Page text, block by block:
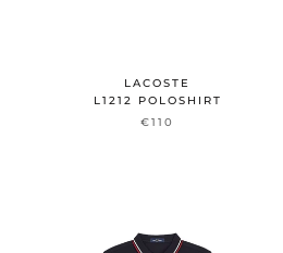
LACOSTE
L1212 POLOSHIRT
€110